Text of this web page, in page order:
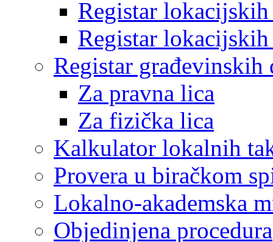
Registar
Registar
Registar građevinskih
Za pravna lica
Za fizička lica
Kalkulator lokalnih
Provera u biračkom
Lokalno-akademska
Objedinjena procedura